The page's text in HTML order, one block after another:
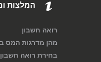
המלצות
רואה חשבון
מהן מדרגות המס
בחירת רואה חשבון